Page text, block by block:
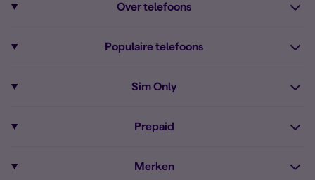
Over telefoons
Alle telefoons
Populaire telefoons
iPhone 16
Sim Only
Onbeperkt bellen
Prepaid
Merken